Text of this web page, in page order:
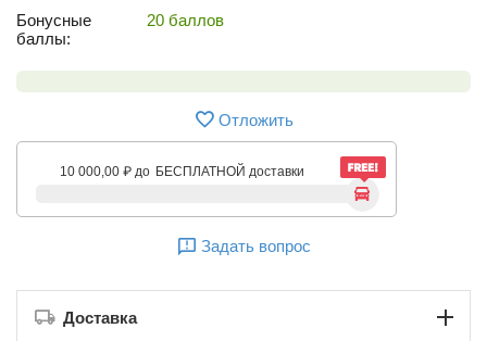
Бонусные
баллы:
20 баллов
Отложить
10 000,00 ₽ до БЕСПЛАТНОЙ доставки
Задать вопрос
Доставка